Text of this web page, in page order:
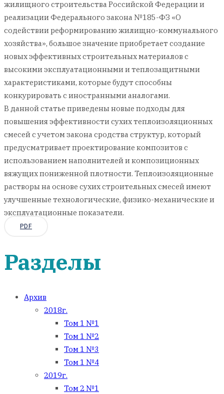
жилищного строительства Российской Федерации и
реализации Федерального закона №185-ФЗ «О
содействии реформированию жилищно-коммунального
хозяйства», большое значение приобретает создание
новых эффективных строительных материалов с
высокими эксплуатационными и теплозащитными
характеристиками, которые будут способны
конкурировать с иностранными аналогами.
В данной статье приведены новые подходы для
повышения эффективности сухих теплоизоляционных
смесей с учетом закона сродства структур, который
предусматривает проектирование композитов с
использованием наполнителей и композиционных
вяжущих пониженной плотности. Теплоизоляционные
растворы на основе сухих строительных смесей имеют
улучшенные технологические, физико-механические и
эксплуатационные показатели.
PDF
Разделы
Архив
2018г.
Том 1 №1
Том 1 №2
Том 1 №3
Том 1 №4
2019г.
Том 2 №1